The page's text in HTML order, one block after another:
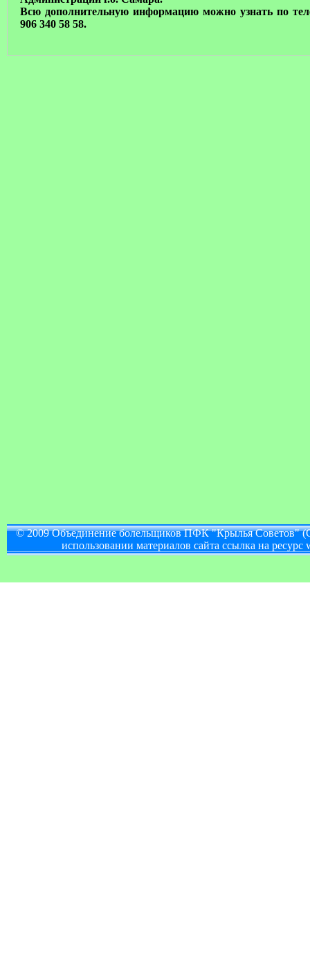
Всю дополнительную информацию можно узнать по
906 340 58 58.
© 2009 Объединение болельщиков ПФК "Крылья
использовании материалов сайта ссылка на ресурс